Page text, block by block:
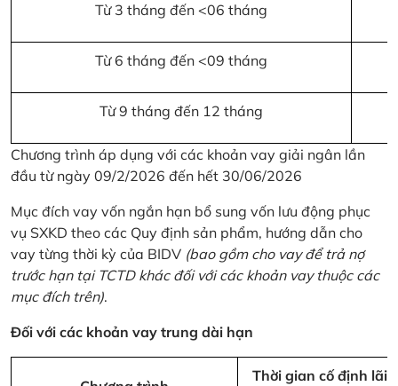
Từ 3 tháng đến <06 tháng
Từ 6 tháng đến <09 tháng
Từ 9 tháng đến 12 tháng
Chương trình áp dụng với các khoản vay giải ngân lần
đầu từ ngày 09/2/2026 đến hết 30/06/2026
Mục đích vay vốn ngắn hạn bổ sung vốn lưu động phục
vụ SXKD theo các Quy định sản phẩm, hướng dẫn cho
vay từng thời kỳ của BIDV (bao gồm cho vay để trả nợ
trước hạn tại TCTD khác đối với các khoản vay thuộc các
mục đích trên).
Đối với các khoản vay trung dài hạn
Thời gian cố định lãi